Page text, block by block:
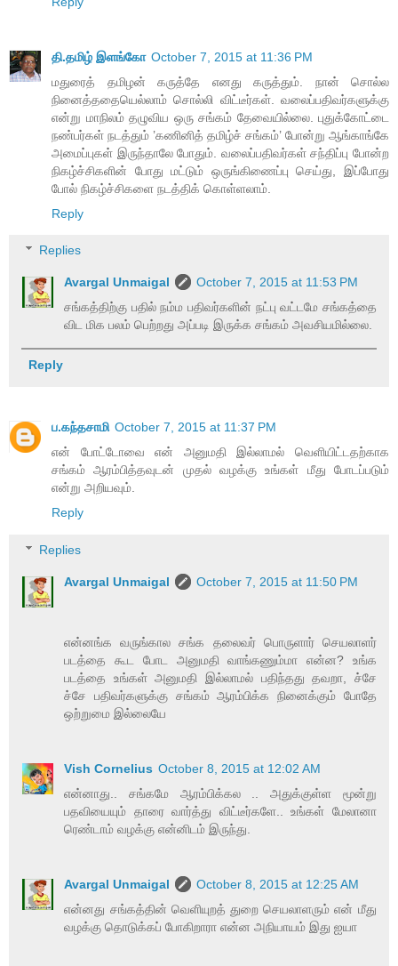
தி.தமிழ் இளங்கோ October 7, 2015 at 11:36 PM
மதுரைத் தமிழன் கருத்தே எனது கருத்தும். நான் சொல்ல
நினைத்ததையெல்லாம் சொல்லி விட்டீர்கள். வலைப்பதிவர்களுக்கு
என்று மாநிலம் தழுவிய ஒரு சங்கம் தேவையில்லை. புதுக்கோட்டை
நண்பர்கள் நடத்தும் ’கணினித் தமிழ்ச் சங்கம்’ போன்று ஆங்காங்கே
அமைப்புகள் இருந்தாலே போதும். வலைப்பதிவர்கள் சந்திப்பு போன்ற
நிகழ்ச்சிகளின் போது மட்டும் ஒருங்கிணைப்பு செய்து, இப்போது
போல் நிகழ்ச்சிகளை நடத்திக் கொள்ளலாம்.
Reply
Replies
Avargal Unmaigal
October 7, 2015 at 11:53 PM
சங்கத்திற்கு பதில் நம்ம பதிவர்களின் நட்பு வட்டமே சங்கத்தை
விட மிக பலம் பெற்றது அப்படி இருக்க சங்கம் அவசியமில்லை.
Reply
ப.கந்தசாமி October 7, 2015 at 11:37 PM
என் போட்டோவை என் அனுமதி இல்லாமல் வெளியிட்டதற்காக
சங்கம் ஆரம்பித்தவுடன் முதல் வழக்கு உங்கள் மீது போடப்படும்
என்று அறியவும்.
Reply
Replies
Avargal Unmaigal October 7, 2015 at 11:50 PM
என்னங்க வருங்கால சங்க தலைவர் பொருளார் செயலாளர்
படத்தை கூட போட அனுமதி வாங்கணும்மா என்ன? உங்க
படத்தை உங்கள் அனுமதி இல்லாமல் பதிந்தது தவறா, ச்சே
ச்சே பதிவர்களுக்கு சங்கம் ஆரம்பிக்க நினைக்கும் போதே
ஒற்றுமை இல்லையே
Vish Cornelius October 8, 2015 at 12:02 AM
என்னாது.. சங்கமே ஆரம்பிக்கல .. அதுக்குள்ள மூன்று
பதவியையும் தாரை வார்த்து விட்டீர்களே.. உங்கள் மேலானா
ரெண்டாம் வழக்கு என்னிடம் இருந்து.
Avargal Unmaigal
October 8, 2015 at 12:25 AM
என்னது சங்கத்தின் வெளியுறத் துறை செயலாளரும் என் மீது
வழக்கு தொடுக்கப் போகிறாரா என்ன அநியாயம் இது ஐயா